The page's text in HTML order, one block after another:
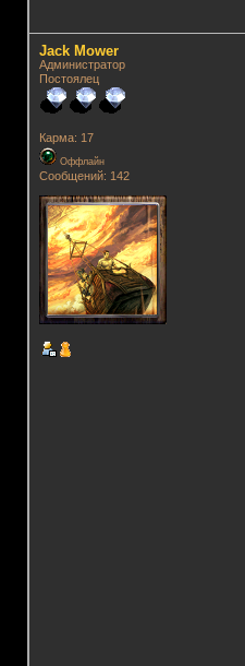
Jack Mower
Администратор
Постоялец
Карма: 17
Оффлайн
Сообщений: 142